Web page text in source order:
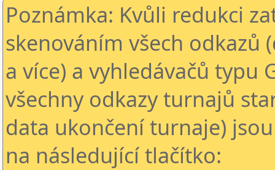
Poznámka: Kvůli redukci
skenováním všech odkazů
a více) a vyhledávačů typu
všechny odkazy turnajů
data ukončení turnaje)
na následující tlačítko: